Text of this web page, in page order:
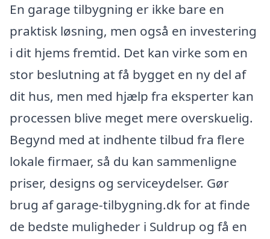
En garage tilbygning er ikke bare en
praktisk løsning, men også en investering
i dit hjems fremtid. Det kan virke som en
stor beslutning at få bygget en ny del af
dit hus, men med hjælp fra eksperter kan
processen blive meget mere overskuelig.
Begynd med at indhente tilbud fra flere
lokale firmaer, så du kan sammenligne
priser, designs og serviceydelser. Gør
brug af garage-tilbygning.dk for at finde
de bedste muligheder i Suldrup og få en